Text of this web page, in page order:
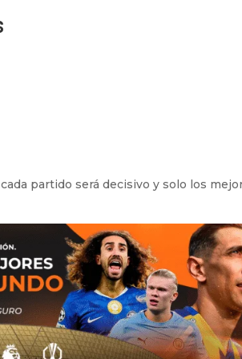
partido será decisivo y solo los